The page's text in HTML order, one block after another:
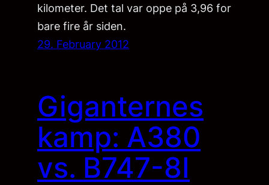
kilometer. Det tal var oppe på 3,96 for
bare fire år siden.
29. February 2012
Giganternes
kamp: A380
vs. B747-8I